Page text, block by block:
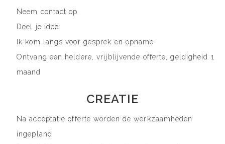
Neem contact op
Deel je idee
Ik kom langs voor gesprek en opname
Ontvang een heldere, vrijblijvende offerte, geldigheid 1
maand
CREATIE
Na acceptatie offerte worden de werkzaamheden
ingepland